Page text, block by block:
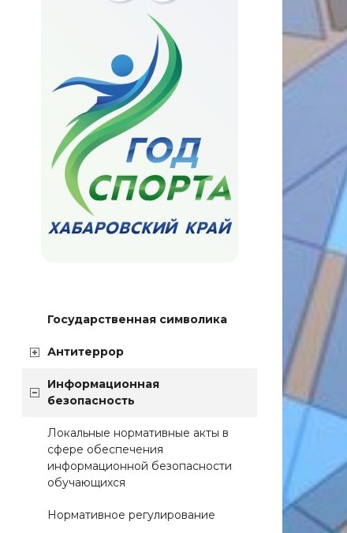
Государственная символика
Антитеррор
Информационная
безопасность
Локальные нормативные акты в
сфере обеспечения
информационной безопасности
обучающихся
Нормативное регулирование